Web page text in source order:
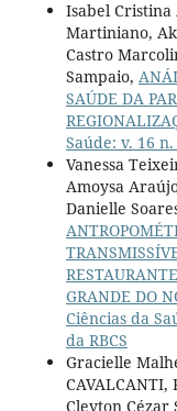
Isabel Cristina
Martiniano,
Castro
Sampaio,
SAÚDE DA
Saúde: v. 16
Vanessa
Amoysa
Danielle
GRANDE DO
Ciências da
da RBCS
Gracielle
Cleyton Cézar